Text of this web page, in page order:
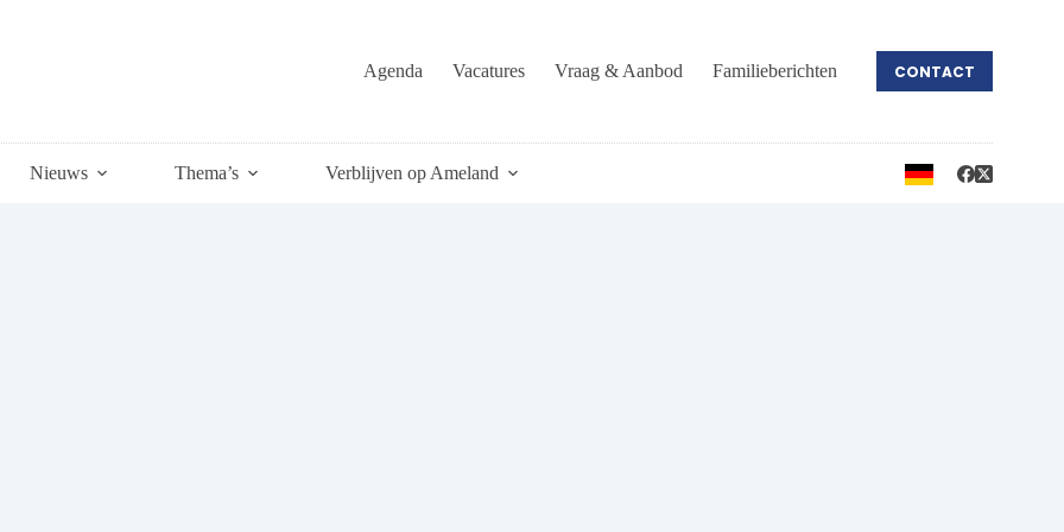
Agenda Vacatures Vraag & Aanbod Familieberichten CONTACT
Nieuws Thema’s Verblijven op Ameland